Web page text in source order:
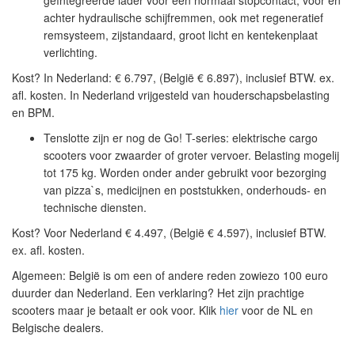
achter hydraulische schijfremmen, ook met regeneratief
remsysteem, zijstandaard, groot licht en kentekenplaat
verlichting.
Kost? In Nederland: € 6.797, (België € 6.897), inclusief BTW. ex.
afl. kosten. In Nederland vrijgesteld van houderschapsbelasting
en BPM.
Tenslotte zijn er nog de Go! T-series: elektrische cargo
scooters voor zwaarder of groter vervoer. Belasting mogelij
tot 175 kg. Worden onder ander gebruikt voor bezorging
van pizza`s, medicijnen en poststukken, onderhouds- en
technische diensten.
Kost? Voor Nederland € 4.497, (België € 4.597), inclusief BTW.
ex. afl. kosten.
Algemeen: België is om een of andere reden zowiezo 100 euro
duurder dan Nederland. Een verklaring? Het zijn prachtige
scooters maar je betaalt er ook voor. Klik hier voor de NL en
Belgische dealers.